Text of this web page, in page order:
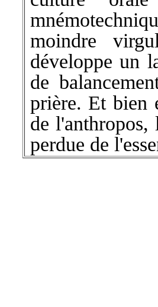
moindre
développe un
de
prière. Et bien
de l'anthropos,
perdue de